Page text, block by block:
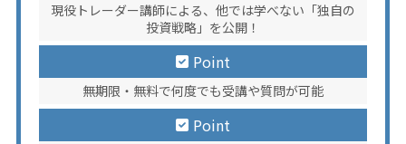
現役トレーダー講師による、他では学べない「独自の
投資戦略」を公開！
Point
無期限・無料で何度でも受講や質問が可能
Point